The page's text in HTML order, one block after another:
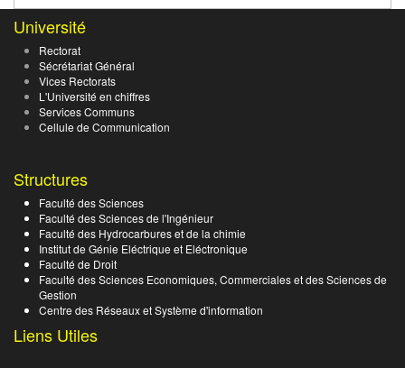
Université
Rectorat
Sécrétariat Général
Vices Rectorats
L'Université en chiffres
Services Communs
Cellule de Communication
Structures
Faculté des Sciences
Faculté des Sciences de l'Ingénieur
Faculté des Hydrocarbures et de la chimie
Institut de Génie Eléctrique et Eléctronique
Faculté de Droit
Faculté des Sciences Economiques, Commerciales et des Sciences de
Gestion
Centre des Réseaux et Système d'information
Liens Utiles